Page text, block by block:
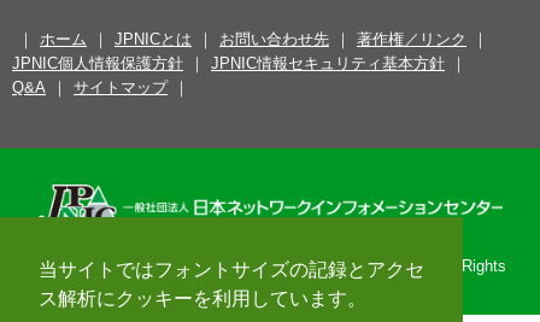
当サイトではフォントサイズの記録とアクセ
ス解析にクッキーを利用しています。
ホーム JPNICとは お問い合わせ先
著作権／リンク
JPNIC個人情報保護方針
JPNIC情報セキュリティ基本方針
Q&A
サイトマップ
Copyright© 1996-2026 Japan Network Information Center. All Rights
Reserved.